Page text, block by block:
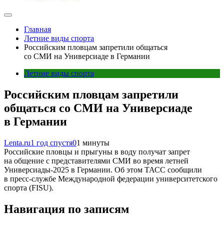
Главная
Летние виды спорта
Российским пловцам запретили общаться
со СМИ на Универсиаде в Германии
Летние виды спорта
Российским пловцам запретили
общаться со СМИ на Универсиаде
в Германии
Lenta.ru1 год спустя01 минуты
Российские пловцы и прыгуны в воду получат запрет
на общение с представителями СМИ во время летней
Универсиады-2025 в Германии. Об этом ТАСС сообщили
в пресс-службе Международной федерации университетского
спорта (FISU).
Навигация по записям